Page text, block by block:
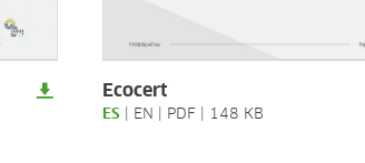
Ecocert
ES EN PDF 148 KB